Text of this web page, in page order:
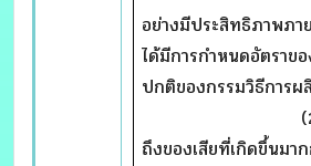
อย่างมีประสิทธิภาพภา
ได้มีการกำหนดอัตราข
ปกติของกรรมวิธีการผ
(2) ของเสีย
ถึงของเสียที่เกิดขึ้นมา